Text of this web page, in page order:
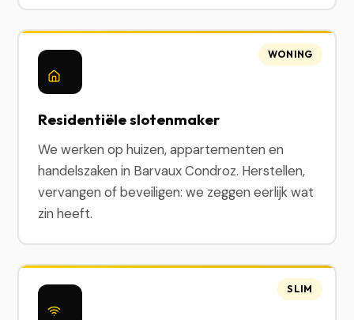
Residentiële slotenmaker
We werken op huizen, appartementen en
handelszaken in Barvaux Condroz. Herstellen,
vervangen of beveiligen: we zeggen eerlijk wat
zin heeft.
WONING
SLIM